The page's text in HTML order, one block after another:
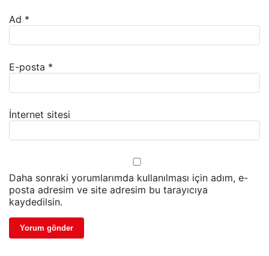
Ad *
E-posta *
İnternet sitesi
Daha sonraki yorumlarımda kullanılması için adım, e-
posta adresim ve site adresim bu tarayıcıya
kaydedilsin.